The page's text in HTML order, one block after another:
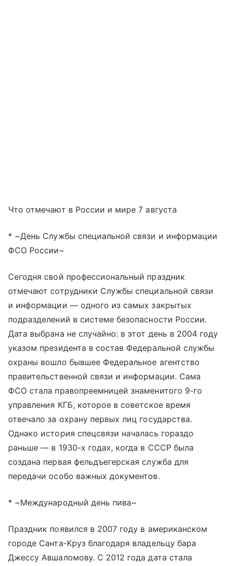
Что отмечают в России и мире 7 августа
* ~День Службы специальной связи и информации
ФСО России~
Сегодня свой профессиональный праздник
отмечают сотрудники Службы специальной связи
и информации — одного из самых закрытых
подразделений в системе безопасности России.
Дата выбрана не случайно: в этот день в 2004 году
указом президента в состав Федеральной службы
охраны вошло бывшее Федеральное агентство
правительственной связи и информации. Сама
ФСО стала правопреемницей знаменитого 9-го
управления КГБ, которое в советское время
отвечало за охрану первых лиц государства.
Однако история спецсвязи началась гораздо
раньше — в 1930-х годах, когда в СССР была
создана первая фельдъегерская служба для
передачи особо важных документов.
* ~Международный день пива~
Праздник появился в 2007 году в американском
городе Санта-Круз благодаря владельцу бара
Джессу Авшаломову. С 2012 года дата стала